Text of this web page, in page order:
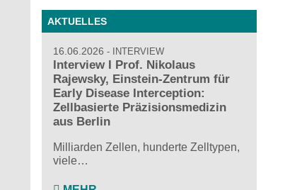
AKTUELLES
16.06.2026 INTERVIEW
Interview I Prof. Nikolaus
Rajewsky, Einstein-Zentrum für
Early Disease Interception:
Zellbasierte Präzisionsmedizin
aus Berlin
Milliarden Zellen, hunderte Zelltypen,
viele…